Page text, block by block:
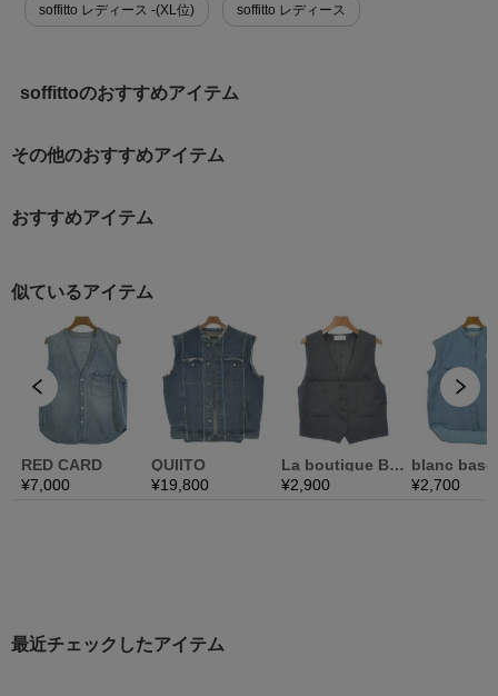
soffitto レディース -(XL位) soffitto レディース
soffittoのおすすめアイテム
その他のおすすめアイテム
おすすめアイテム
最近チェックしたアイテム